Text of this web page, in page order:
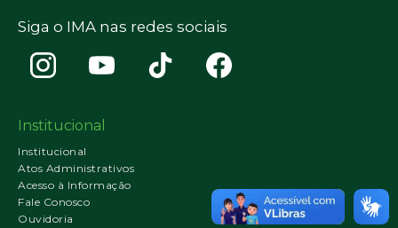
Siga o IMA nas redes sociais
Institucional
Institucional
Atos Administrativos
Acesso à Informação
Fale Conosco
Ouvidoria